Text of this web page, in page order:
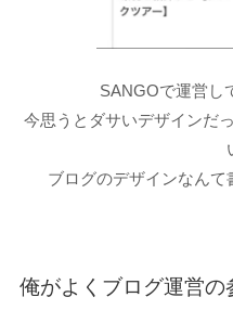
SANGOで運営し
今思うとダサいデザインだ
ブログのデザインなんて
俺がよくブログ運営